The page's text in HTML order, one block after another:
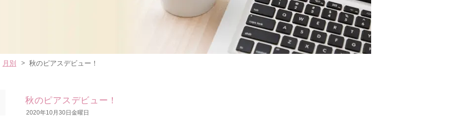
月別 秋のピアスデビュー！
秋のピアスデビュー！
2020年10月30日金曜日